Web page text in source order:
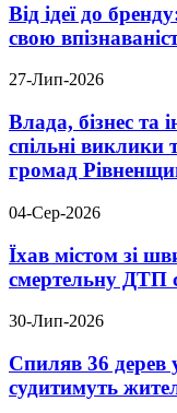
Від ідеї до
свою
27-Лип-2026
Влада, бізнес та
спільні виклики
громад
04-Сер-2026
Їхав містом зі
смертельну ДТП
30-Лип-2026
Спиляв 36 дерев
судитимуть